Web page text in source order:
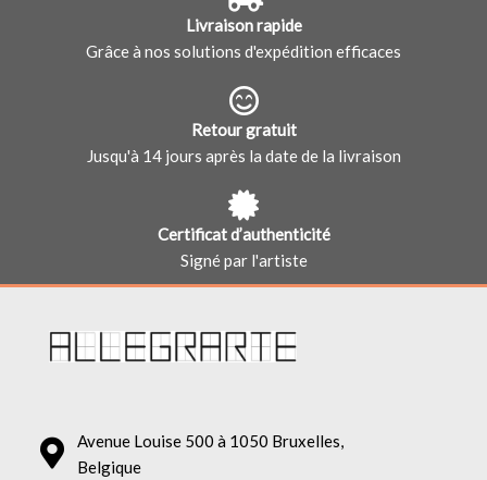
Livraison rapide
Grâce à nos solutions d'expédition efficaces
Retour gratuit
Jusqu'à 14 jours après la date de la livraison
Certificat d’authenticité
Signé par l'artiste
Avenue Louise 500 à 1050 Bruxelles,
Belgique